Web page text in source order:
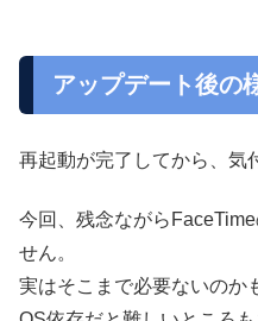
アップデート後の
再起動が完了してから、気
今回、残念ながら
せん。
実はそこまで必要ないのか